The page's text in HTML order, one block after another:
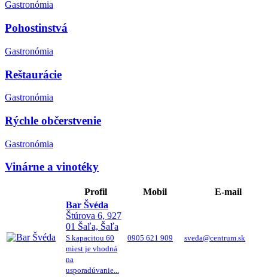
Gastronómia
Pohostinstvá
Gastronómia
Reštaurácie
Gastronómia
Rýchle občerstvenie
Gastronómia
Vinárne a vinotéky
Profil Mobil
E-mail
Bar Švéda
Štúrova 6, 927
01 Šaľa, Šaľa
S kapacitou 60
miest je vhodná
na
usporadúvanie...
0905 621 909 sveda@centrum.sk